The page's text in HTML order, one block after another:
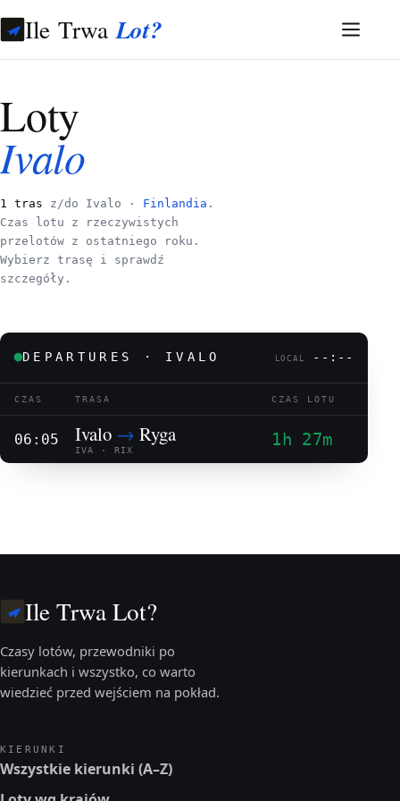
Ile TrwaLot?
Loty
Ivalo
1 tras z/do Ivalo · Finlandia .
Czas lotu z rzeczywistych
przelotów z ostatniego roku.
Wybierz trasę i sprawdź
szczegóły.
DEPARTURES · IVALO LOCAL --:--
CZAS TRASA CZAS LOTU
06:05 Ivalo → Ryga
IVA · RIX
1h 27m
Ile Trwa Lot?
Czasy lotów, przewodniki po
kierunkach i wszystko, co warto
wiedzieć przed wejściem na pokład.
KIERUNKI
Wszystkie kierunki (A–Z)